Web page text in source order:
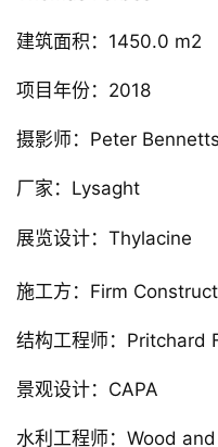
项目信息：
建筑事务所：iredale
地址：2 Grey Street
类别：文化中心